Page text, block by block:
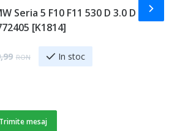
Seria 5 F10 F11 530 D 3.0 D N57
[K1814]
Price
RON In stoc
Trimite mesaj